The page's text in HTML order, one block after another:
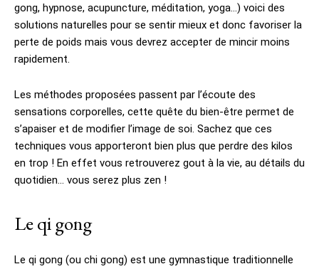
gong, hypnose, acupuncture, méditation, yoga…) voici des
solutions naturelles pour se sentir mieux et donc favoriser la
perte de poids mais vous devrez accepter de mincir moins
rapidement.
Les méthodes proposées passent par l’écoute des
sensations corporelles, cette quête du bien-être permet de
s’apaiser et de modifier l’image de soi. Sachez que ces
techniques vous apporteront bien plus que perdre des kilos
en trop ! En effet vous retrouverez gout à la vie, au détails du
quotidien… vous serez plus zen !
Le qi gong
Le qi gong (ou chi gong) est une gymnastique traditionnelle